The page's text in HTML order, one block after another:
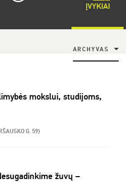
ĮVYKIAI
ARCHYVAS
mokslui, studijoms,
G. 59)
žuvų –